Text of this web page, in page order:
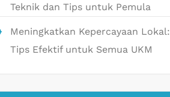
Teknik dan Tips untuk Pemula
Meningkatkan Kepercayaan Lokal:
Tips Efektif untuk Semua UKM